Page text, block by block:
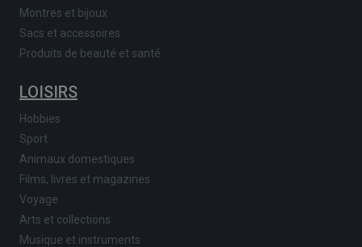
Montres et bijoux
Sacs et accessoires
Produits de beauté et santé
LOISIRS
Hobbies
Sport
Animaux domestiques
Films, livres et magazines
Voyage
Arts et collections
Musique et instruments